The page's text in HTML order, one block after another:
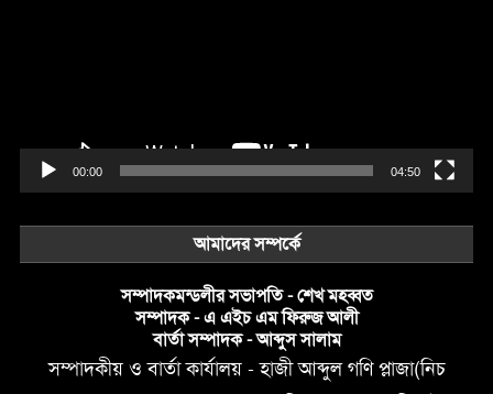
00:00 04:50
আমাদের সম্পর্কে
সম্পাদকমন্ডলীর সভাপতি - শেখ মহব্বত
সম্পাদক - এ এইচ এম ফিরুজ আলী
বার্তা সম্পাদক - আব্দুস সালাম
সম্পাদকীয় ও বার্তা কার্যালয় - হাজী আব্দুল গণি প্লাজা(নিচ